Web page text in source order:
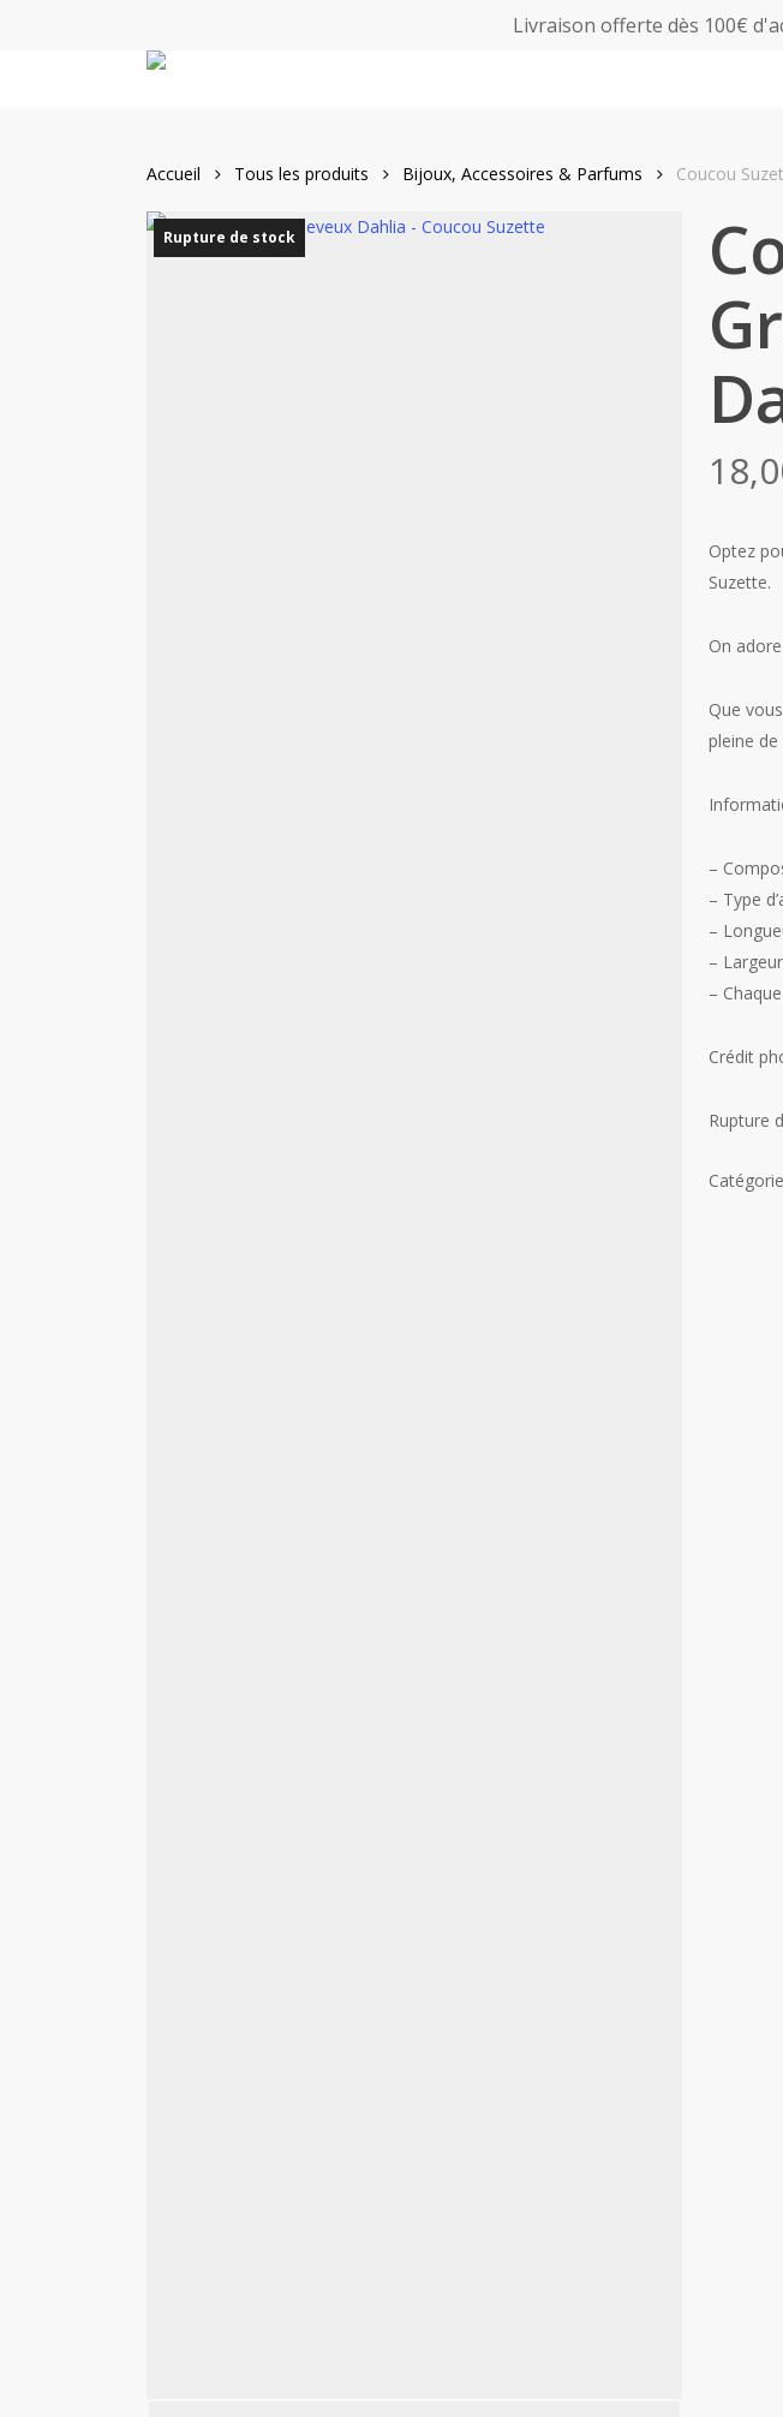
Livraison offerte dès 100€
Accueil Tous les produits Bijoux, Accessoires & Parfums Coucou
Rupture de stock
Optez
Suzette.
On
Que
pleine
–
– Type
–
–
–
Crédit
Rupture